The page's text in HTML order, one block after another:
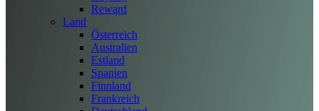
Reward
Land
Österreich
Australien
Estland
Spanien
Finnland
Frankreich